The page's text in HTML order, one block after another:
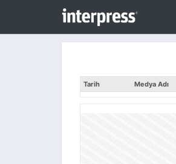
Tarih Medya Adı